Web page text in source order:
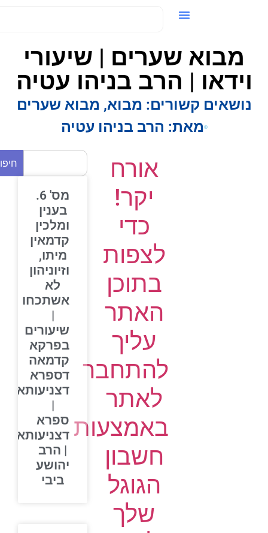
מבוא שערים | שיעורי
וידאו | הרב בניהו עטיה
נושאים קשורים: מבוא,מבוא שערים
מאת:הרב בניהו עטיה
אורח
יקר!
כדי
לצפות
בתוכן
האתר
עליך
להתחבר
לאתר
באמצעות
חשבון
הגוגל
שלך
חיפוש
מס' 6.
בענין
ומלכין
קדמאין
מיתו,
וזיוניהון
לא
אשתכחו
שיעורים
בפרקא
קדמאה
דספרא
דצניעותא
ספרא
דצניעותא
| הרב
יהושע
ביבי